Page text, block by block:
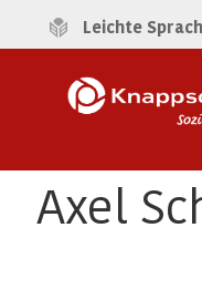
Leichte
Axel